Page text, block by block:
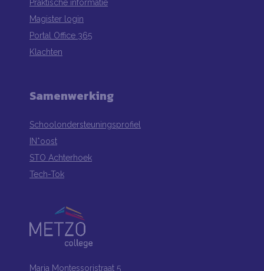
Praktische informatie
Magister login
Portal Office 365
Klachten
Samenwerking
Schoolondersteuningsprofiel
IN*oost
STO Achterhoek
Tech-Tok
Maria Montessoristraat 5